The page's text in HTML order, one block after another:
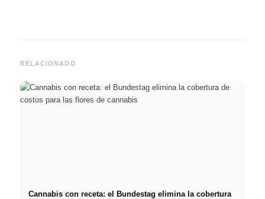
RELACIONADO
Cannabis con receta: el Bundestag elimina la cobertura